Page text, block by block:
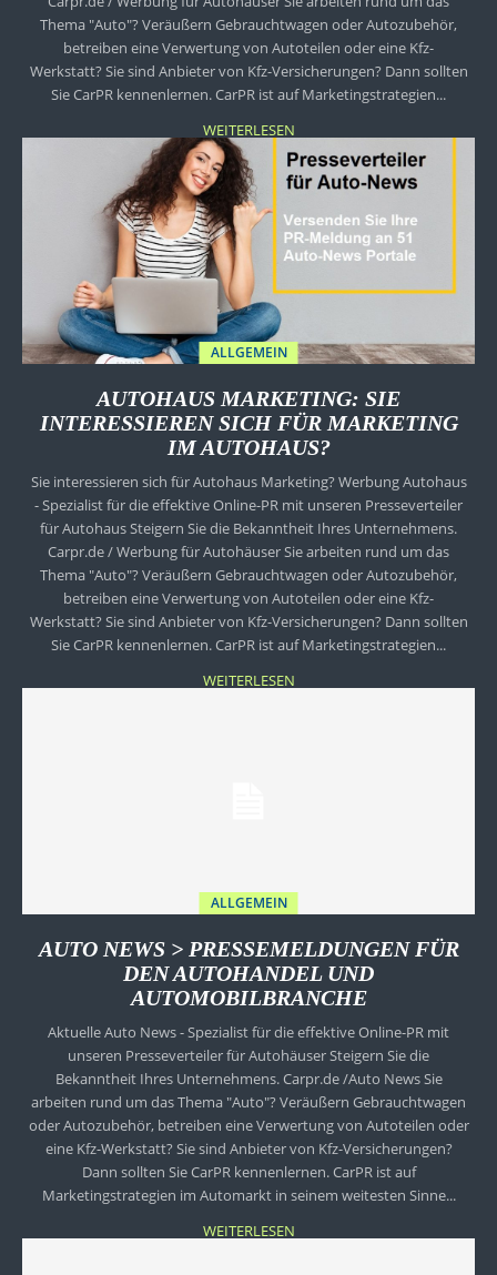
Thema "Auto"? Veräußern Gebrauchtwagen oder Autozubehör,
betreiben eine Verwertung von Autoteilen oder eine Kfz-
Werkstatt? Sie sind Anbieter von Kfz-Versicherungen? Dann sollten
Sie CarPR kennenlernen. CarPR ist auf Marketingstrategien...
WEITERLESEN
ALLGEMEIN
AUTOHAUS MARKETING: SIE
INTERESSIEREN SICH FÜR MARKETING
IM AUTOHAUS?
Sie interessieren sich für Autohaus Marketing? Werbung Autohaus
- Spezialist für die effektive Online-PR mit unseren Presseverteiler
für Autohaus Steigern Sie die Bekanntheit Ihres Unternehmens.
Carpr.de / Werbung für Autohäuser Sie arbeiten rund um das
Thema "Auto"? Veräußern Gebrauchtwagen oder Autozubehör,
betreiben eine Verwertung von Autoteilen oder eine Kfz-
Werkstatt? Sie sind Anbieter von Kfz-Versicherungen? Dann sollten
Sie CarPR kennenlernen. CarPR ist auf Marketingstrategien...
WEITERLESEN
ALLGEMEIN
AUTO NEWS > PRESSEMELDUNGEN FÜR
DEN AUTOHANDEL UND
AUTOMOBILBRANCHE
Aktuelle Auto News - Spezialist für die effektive Online-PR mit
unseren Presseverteiler für Autohäuser Steigern Sie die
Bekanntheit Ihres Unternehmens. Carpr.de /Auto News Sie
arbeiten rund um das Thema "Auto"? Veräußern Gebrauchtwagen
oder Autozubehör, betreiben eine Verwertung von Autoteilen oder
eine Kfz-Werkstatt? Sie sind Anbieter von Kfz-Versicherungen?
Dann sollten Sie CarPR kennenlernen. CarPR ist auf
Marketingstrategien im Automarkt in seinem weitesten Sinne...
WEITERLESEN